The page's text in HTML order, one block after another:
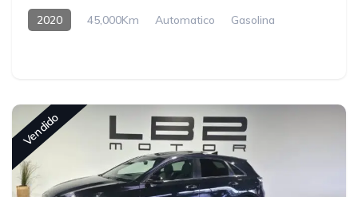
2020 45,000Km Automatico Gasolina
Vendido